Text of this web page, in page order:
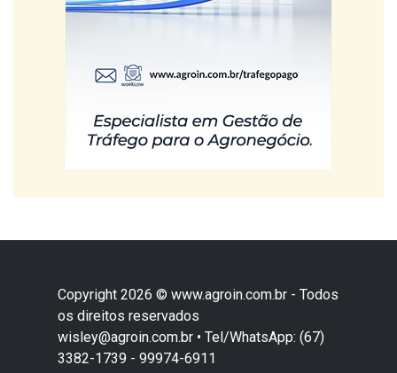
Copyright 2026 © www.agroin.com.br - Todos
os direitos reservados
wisley@agroin.com.br • Tel/WhatsApp: (67)
3382-1739 - 99974-6911